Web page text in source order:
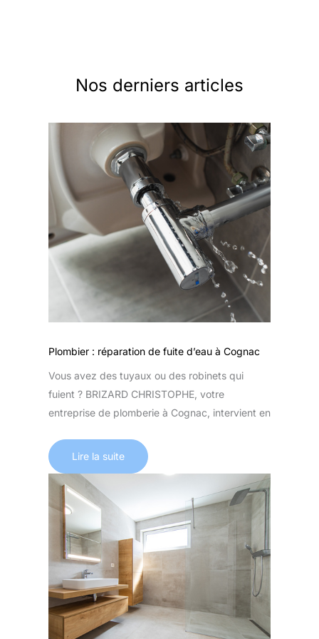
Nos derniers articles
Plombier : réparation de fuite d’eau à Cognac
Vous avez des tuyaux ou des robinets qui
fuient ? BRIZARD CHRISTOPHE, votre
entreprise de plomberie à Cognac, intervient en
Lire la suite